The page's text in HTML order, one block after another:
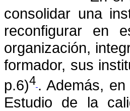
consolidar una
reconfigurar en
organización,
formador, sus
p.6)4 . Además,
Estudio de la